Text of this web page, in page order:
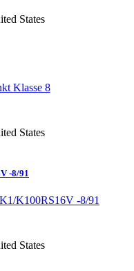
States
States
-8/91
States